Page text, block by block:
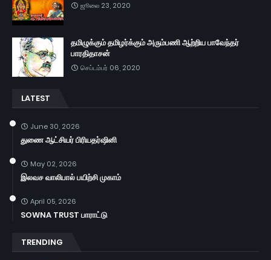
ஜூலை 23, 2020
தமிழுக்கும் தமிழர்க்கும் அரும்பணி ஆற்றிய பாவேந்தர்
பாரதிதாசன்
செப்டம்பர் 06, 2020
LATEST
June 30, 2026
துணை ஆட்சியர் பிரியதர்ஷினி
May 02, 2026
இலவச வாலிபால் பயிற்சி முகாம்
April 05, 2026
SOWNA TRUST பாராட்டு
TRENDING